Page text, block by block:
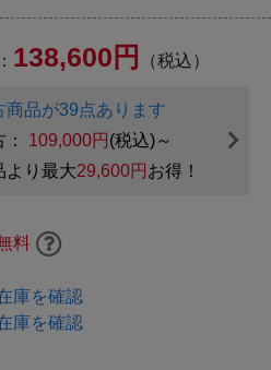
138,600円 （税込）
商品が39点あります
： 109,000円 (税込)～
より最大29,600円 お得！
料
庫を確認
庫を確認